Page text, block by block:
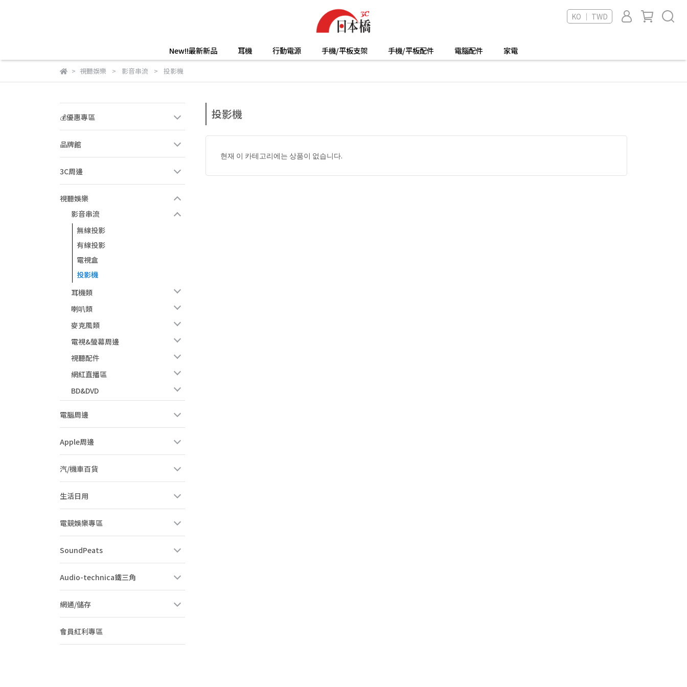
KO ｜ TWD
New!!最新新品 耳機 行動電源 手機/平板支架 手機/平板配件 電腦配件 家電
視聽娛樂 影音串流 投影機
💰優惠專區
品牌館
3C周邊
視聽娛樂
影音串流
無線投影
有線投影
電視盒
投影機
耳機類
喇叭類
麥克風類
電視&螢幕周邊
視聽配件
網紅直播區
BD&DVD
電腦周邊
Apple周邊
汽/機車百貨
生活日用
電競娛樂專區
SoundPeats
Audio-technica鐵三角
網通/儲存
會員紅利專區
投影機
현재 이 카테고리에는 상품이 없습니다.